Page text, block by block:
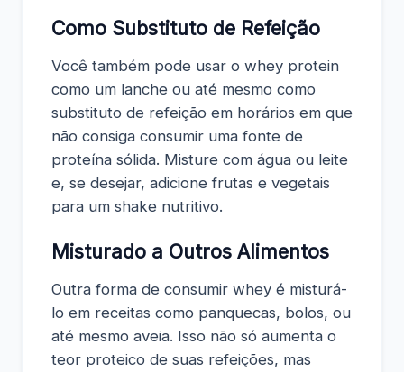
Como Substituto de Refeição
Você também pode usar o whey protein
como um lanche ou até mesmo como
substituto de refeição em horários em que
não consiga consumir uma fonte de
proteína sólida. Misture com água ou leite
e, se desejar, adicione frutas e vegetais
para um shake nutritivo.
Misturado a Outros Alimentos
Outra forma de consumir whey é misturá-
lo em receitas como panquecas, bolos, ou
até mesmo aveia. Isso não só aumenta o
teor proteico de suas refeições, mas